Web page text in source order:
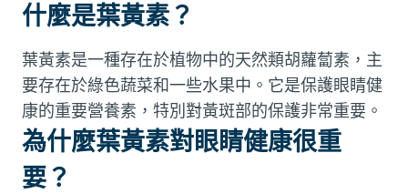
什麼是葉黃素？
葉黃素是一種存在於植物中的天然類胡蘿蔔素，主
要存在於綠色蔬菜和一些水果中。它是保護眼睛健
康的重要營養素，特別對黃斑部的保護非常重要。
為什麼葉黃素對眼睛健康很重
要？